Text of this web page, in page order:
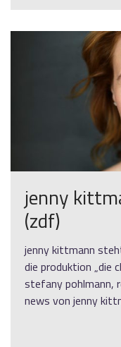
jenny
(zdf)
jenny kittmann
die produktion „die
stefany pohlmann,
news von jenny